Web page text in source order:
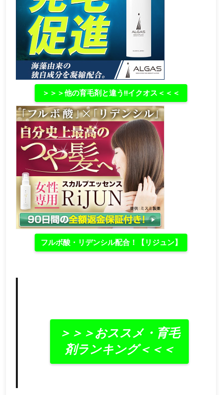
＞＞＞他の育毛剤と違う‼イクオス＜＜＜
フルボ酸・リデンシル配合！【リジュン】
＞＞＞おススメ・育毛
剤ランキング＜＜＜